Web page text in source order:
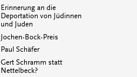
Erinnerung an die
Deportation von Jüdinnen
und Juden
Jochen-Bock-Preis
Paul Schäfer
Gert Schramm statt
Nettelbeck?